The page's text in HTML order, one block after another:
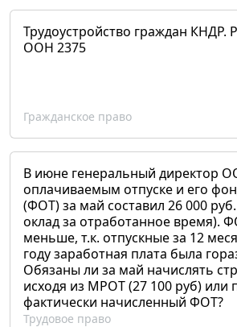
Трудоустройство граждан КНДР.
ООН 2375
Гражданское право
В июне генеральный директор
оплачиваемым отпуске и его
(ФОТ) за май составил 26 000
оклад за отработанное время).
меньше, т.к. отпускные за 12
году заработная плата была
Обязаны ли за май начислять
исходя из МРОТ (27 100 руб) или
фактически начисленный ФОТ?
Трудовое право